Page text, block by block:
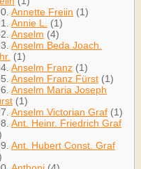
Annette Freiin (1)
Annie L.
(1)
Anselm (4)
Anselm Beda Joach.
(1)
Anselm Franz (1)
Anselm Franz Fürst (1)
Anselm Maria Joseph
(1)
Anselm Victorian Graf (1)
Ant. Heinr. Friedrich Graf
Ant. Hubert Const. Graf